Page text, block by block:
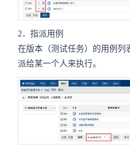
2．指派用例
在版本（测试任务）的用例列
派给某一个人来执行。